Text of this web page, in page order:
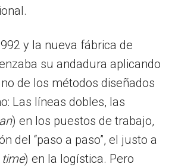
y la nueva fábrica de
su andadura aplicando
de los métodos diseñados
Las líneas dobles, las
) en los puestos de trabajo,
del “paso a paso”, el justo a
) en la logística. Pero